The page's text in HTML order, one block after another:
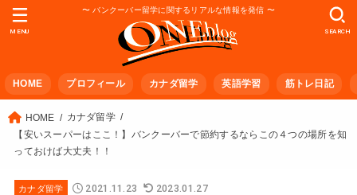
〜 バンクーバー留学に関するリアルな情報を発信 〜
HOME プロフィール カナダ留学 英語学習 筋トレ日記
SEARCH
MENU
HOME
カナダ留学
【安いスーパーはここ！】バンクーバーで節約するならこの４つの場所を知
っておけば大丈夫！！
カナダ留学 2021.11.23 2023.01.27